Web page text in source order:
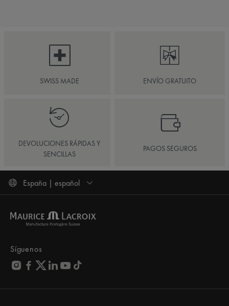
SWISS MADE ENVÍO GRATUITO
DEVOLUCIONES RÁPIDAS Y
SENCILLAS
PAGOS SEGUROS
España | español
Síguenos